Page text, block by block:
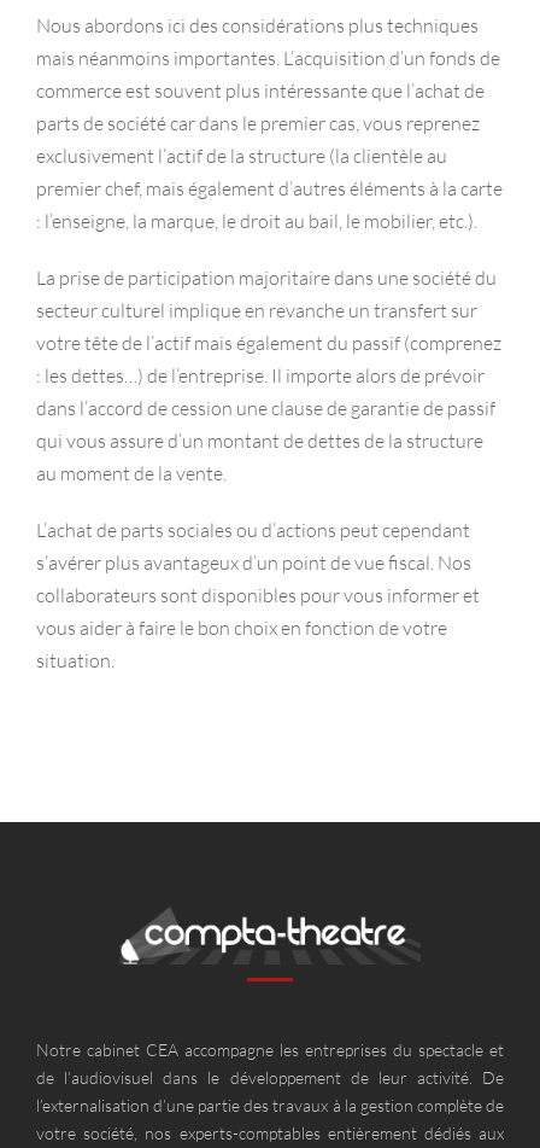
Nous abordons ici des considérations plus techniques
mais néanmoins importantes. L’acquisition d’un fonds de
commerce est souvent plus intéressante que l’achat de
parts de société car dans le premier cas, vous reprenez
exclusivement l’actif de la structure (la clientèle au
premier chef, mais également d’autres éléments à la carte
: l’enseigne, la marque, le droit au bail, le mobilier, etc.).
La prise de participation majoritaire dans une société du
secteur culturel implique en revanche un transfert sur
votre tête de l’actif mais également du passif (comprenez
: les dettes…) de l’entreprise. Il importe alors de prévoir
dans l’accord de cession une clause de garantie de passif
qui vous assure d’un montant de dettes de la structure
au moment de la vente.
L’achat de parts sociales ou d’actions peut cependant
s’avérer plus avantageux d’un point de vue fiscal. Nos
collaborateurs sont disponibles pour vous informer et
vous aider à faire le bon choix en fonction de votre
situation.
Notre cabinet CEA accompagne les entreprises du spectacle et
de l’audiovisuel dans le développement de leur activité. De
l’externalisation d’une partie des travaux à la gestion complète de
votre société, nos experts-comptables entièrement dédiés aux